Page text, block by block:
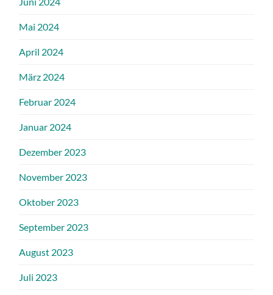
Mai 2024
April 2024
März 2024
Februar 2024
Januar 2024
Dezember 2023
November 2023
Oktober 2023
September 2023
August 2023
Juli 2023